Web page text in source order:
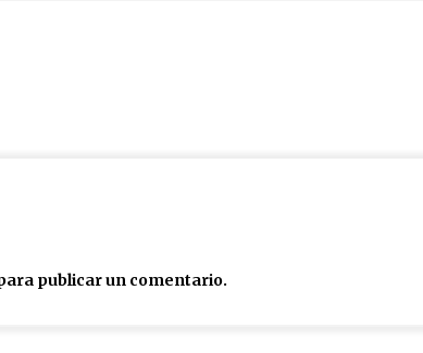
publicar un comentario.